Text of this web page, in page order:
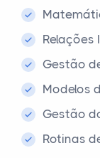
Relações
Gestão
Modelos
Gestão
Rotinas